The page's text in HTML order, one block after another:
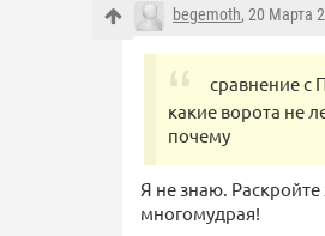
begemoth, 20 Марта
сравнение с
какие ворота не
почему
Я не знаю. Раскройте
многомудрая!